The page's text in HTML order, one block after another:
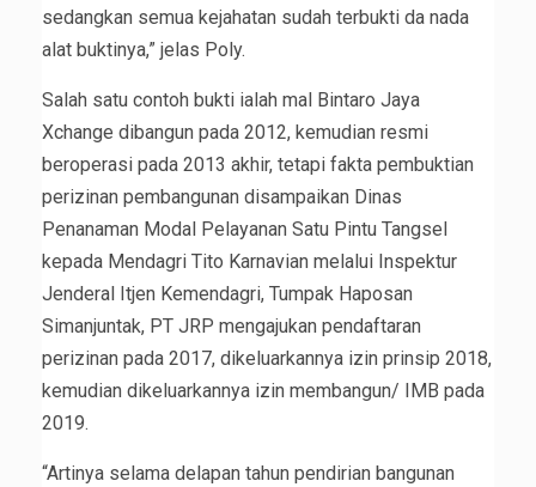
sedangkan semua kejahatan sudah terbukti da nada
alat buktinya,” jelas Poly.
Salah satu contoh bukti ialah mal Bintaro Jaya
Xchange dibangun pada 2012, kemudian resmi
beroperasi pada 2013 akhir, tetapi fakta pembuktian
perizinan pembangunan disampaikan Dinas
Penanaman Modal Pelayanan Satu Pintu Tangsel
kepada Mendagri Tito Karnavian melalui Inspektur
Jenderal Itjen Kemendagri, Tumpak Haposan
Simanjuntak, PT JRP mengajukan pendaftaran
perizinan pada 2017, dikeluarkannya izin prinsip 2018,
kemudian dikeluarkannya izin membangun/ IMB pada
2019.
“Artinya selama delapan tahun pendirian bangunan